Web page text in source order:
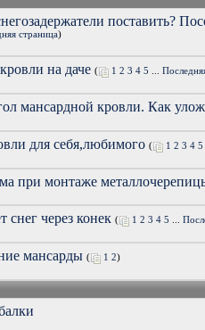
поставить?
страница)
на даче ( 1 2 3 4 5
мансардной кровли. Как
для себя,любимого ( 1 2 3 4 5
при монтаже
снег через конек ( 1 2 3 4 5
мансарды ( 1 2)